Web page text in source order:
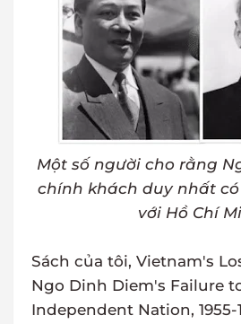
Một số người cho rằng
chính khách duy nhất
với Hồ Chí
Sách của tôi, Vietnam's
Ngo Dinh Diem's Failure
Independent Nation, 1955-